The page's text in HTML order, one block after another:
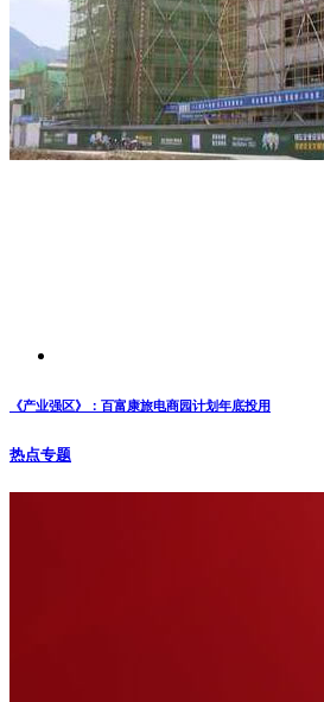
《产业强区》：百富康旅电商园计划年底投用
热点专题